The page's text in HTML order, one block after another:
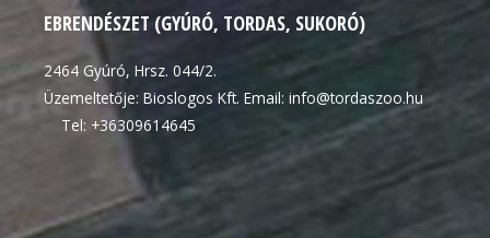
EBRENDÉSZET (GYÚRÓ, TORDAS, SUKORÓ)
2464 Gyúró, Hrsz. 044/2.
Üzemeltetője: Bioslogos Kft. Email: info@tordaszoo.hu
Tel: +36309614645